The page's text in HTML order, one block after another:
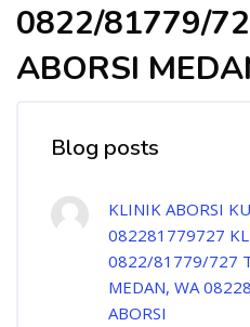
0822/81779/
ABORSI
Blog posts
KLINIK ABORSI
082281779727
0822/81779/727
MEDAN, WA
ABORSI